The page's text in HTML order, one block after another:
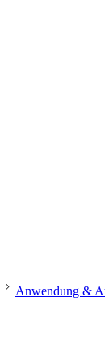
Anwendung &